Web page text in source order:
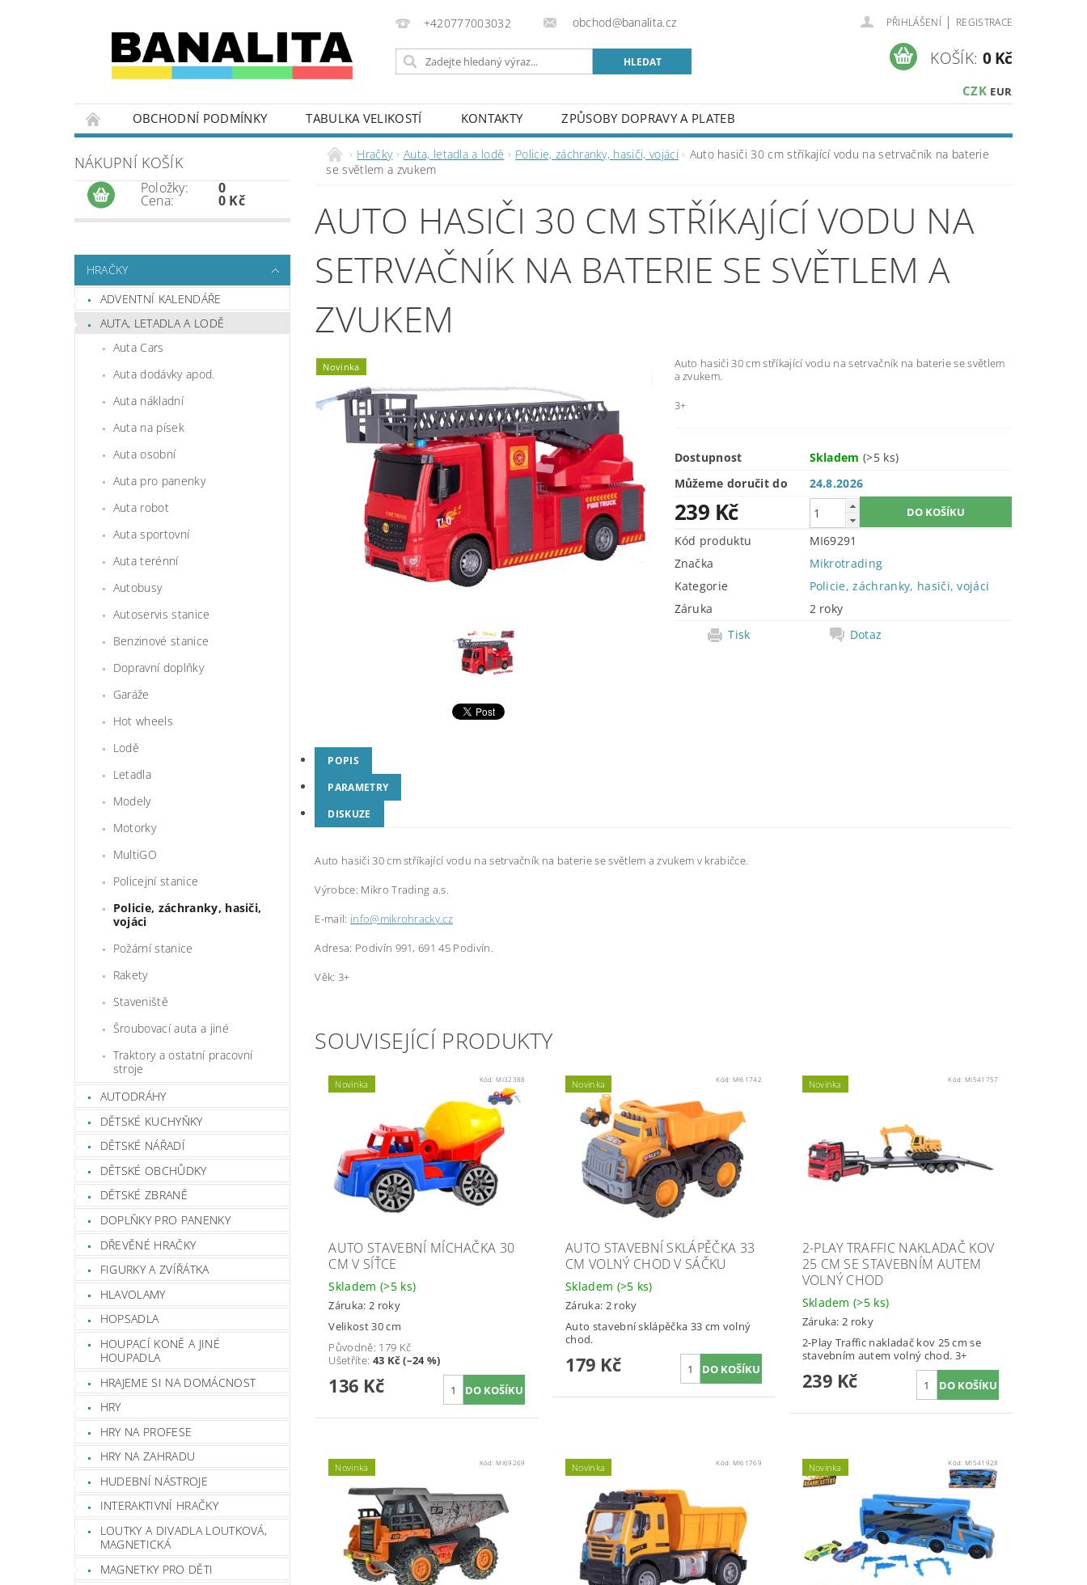
+420777003032 obchod@banalita.cz PŘIHLÁŠENÍ | REGISTRACE
CZK EUR
KOŠÍK: 0 Kč
OBCHODNÍ PODMÍNKY TABULKA VELIKOSTÍ KONTAKTY ZPŮSOBY DOPRAVY A PLATEB
NÁKUPNÍ KOŠÍK
Položky:
Cena:
0
0 Kč
HRAČKY
ADVENTNÍ KALENDÁŘE
AUTA, LETADLA A LODĚ
Auta Cars
Auta dodávky apod.
Auta nákladní
Auta na písek
Auta osobní
Auta pro panenky
Auta robot
Auta sportovní
Auta terénní
Autobusy
Autoservis stanice
Benzinové stanice
Dopravní doplňky
Garáže
Hot wheels
Lodě
Letadla
Modely
Motorky
MultiGO
Policejní stanice
Policie, záchranky, hasiči,
vojáci
Požární stanice
Rakety
Staveniště
Šroubovací auta a jiné
Traktory a ostatní pracovní
stroje
AUTODRÁHY
DĚTSKÉ KUCHYŇKY
DĚTSKÉ NÁŘADÍ
DĚTSKÉ OBCHŮDKY
DĚTSKÉ ZBRANĚ
DOPLŇKY PRO PANENKY
DŘEVĚNÉ HRAČKY
FIGURKY A ZVÍŘÁTKA
HLAVOLAMY
HOPSADLA
HOUPACÍ KONĚ A JINÉ
HOUPADLA
HRAJEME SI NA DOMÁCNOST
HRY
HRY NA PROFESE
HRY NA ZAHRADU
HUDEBNÍ NÁSTROJE
INTERAKTIVNÍ HRAČKY
LOUTKY A DIVADLA LOUTKOVÁ,
MAGNETICKÁ
MAGNETKY PRO DĚTI
Hračky Auta, letadla a lodě Policie, záchranky, hasiči, vojáci
Auto hasiči 30 cm stříkající vodu na setrvačník na baterie
se světlem a zvukem
AUTO HASIČI 30 CM STŘÍKAJÍCÍ VODU NA
SETRVAČNÍK NA BATERIE SE SVĚTLEM A
ZVUKEM
Novinka
Auto hasiči 30 cm stříkající vodu na setrvačník na baterie se světlem
a zvukem.
3+
Dostupnost Skladem(>5 ks)
Můžeme doručit do
24.8.2026
239 Kč
Kód produktu
MI69291
Značka
Mikrotrading
Kategorie
Policie, záchranky, hasiči, vojáci
Záruka
2 roky
Tisk
Dotaz
POPIS
PARAMETRY
DISKUZE
Auto hasiči 30 cm stříkající vodu na setrvačník na baterie se světlem a zvukem v krabičce.
Výrobce: Mikro Trading a.s.
E-mail: info@mikrohracky.cz
Adresa: Podivín 991, 691 45 Podivín.
Věk: 3+
SOUVISEJÍCÍ PRODUKTY
Novinka Kód:MI32388
AUTO STAVEBNÍ MÍCHAČKA 30
CM V SÍŤCE
Skladem (>5 ks)
Záruka: 2 roky
Velikost 30 cm
Původně: 179 Kč
Ušetříte: 43 Kč (–24 %)
136 Kč
Novinka Kód: MI61742
AUTO STAVEBNÍ SKLÁPĚČKA 33
CM VOLNÝ CHOD V SÁČKU
Skladem (>5 ks)
Záruka: 2 roky
Auto stavební sklápěčka 33 cm volný
chod.
179 Kč
Novinka Kód:MI541757
2-PLAY TRAFFIC NAKLADAČ KOV
25 CM SE STAVEBNÍM AUTEM
VOLNÝ CHOD
Skladem(>5 ks)
Záruka: 2 roky
2-Play Traffic nakladač kov 25 cm se
stavebním autem volný chod. 3+
239 Kč
Novinka Kód:MI69269 Novinka Kód: MI61769 Novinka Kód:MI541928